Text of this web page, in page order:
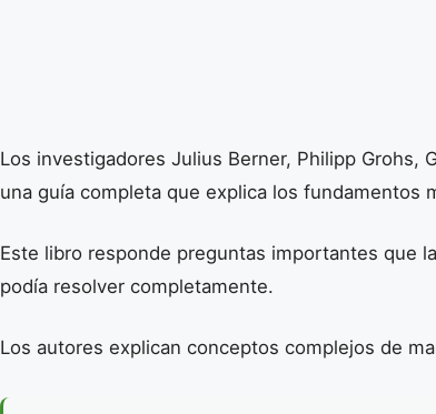
Los investigadores Julius Berner, Philipp Grohs,
una guía completa que explica los fundamentos
Este libro responde preguntas importantes que
podía resolver completamente.
Los autores explican conceptos complejos de